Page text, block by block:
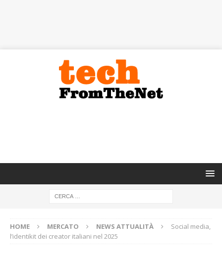
HOME MERCATO NEWS ATTUALITÀ
Social media,
l’identikit dei creator italiani nel 2025